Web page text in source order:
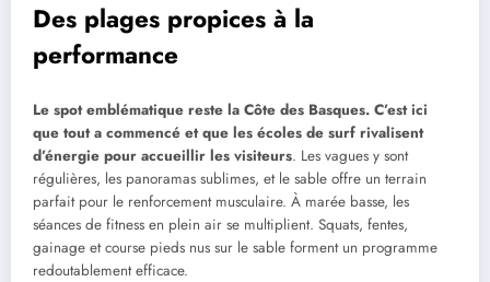
Des plages propices à la
performance
Le spot emblématique reste la Côte des Basques. C’est ici
que tout a commencé et que les écoles de surf rivalisent
d’énergie pour accueillir les visiteurs. Les vagues y sont
régulières, les panoramas sublimes, et le sable offre un terrain
parfait pour le renforcement musculaire. À marée basse, les
séances de fitness en plein air se multiplient. Squats, fentes,
gainage et course pieds nus sur le sable forment un programme
redoutablement efficace.